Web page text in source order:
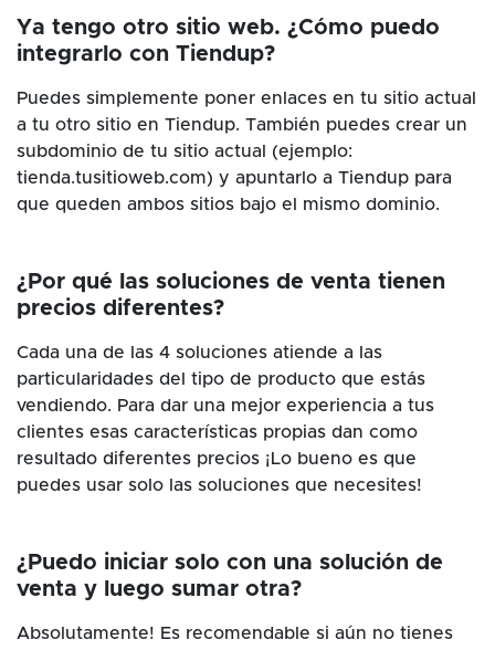
Ya tengo otro sitio web. ¿Cómo puedo
integrarlo con Tiendup?
Puedes simplemente poner enlaces en tu sitio actual
a tu otro sitio en Tiendup. También puedes crear un
subdominio de tu sitio actual (ejemplo:
tienda.tusitioweb.com) y apuntarlo a Tiendup para
que queden ambos sitios bajo el mismo dominio.
¿Por qué las soluciones de venta tienen
precios diferentes?
Cada una de las 4 soluciones atiende a las
particularidades del tipo de producto que estás
vendiendo. Para dar una mejor experiencia a tus
clientes esas características propias dan como
resultado diferentes precios ¡Lo bueno es que
puedes usar solo las soluciones que necesites!
¿Puedo iniciar solo con una solución de
venta y luego sumar otra?
Absolutamente! Es recomendable si aún no tienes